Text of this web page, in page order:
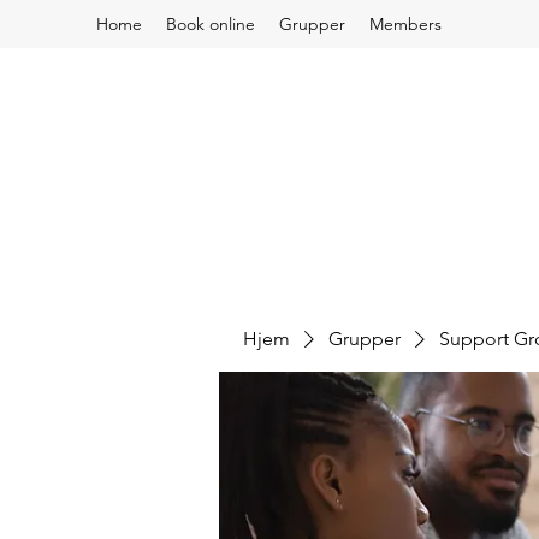
Home Book online Grupper Members
Hjem Grupper Support